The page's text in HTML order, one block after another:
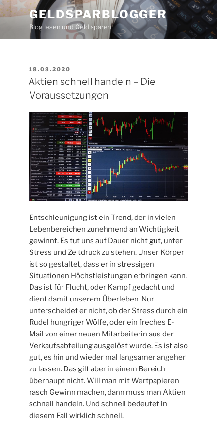
Zum
Inhalt
springen
GELDSPARBLOGGER
Blog lesen und Geld sparen
VERÖFFENTLICHT
AM
18.08.2020
Aktien schnell handeln – Die
Voraussetzungen
Entschleunigung ist ein Trend, der in vielen
Lebenbereichen zunehmend an Wichtigkeit
gewinnt. Es tut uns auf Dauer nichtgut, unter
Stress und Zeitdruck zu stehen. Unser Körper
ist so gestaltet, dass er in stressigen
Situationen Höchstleistungen erbringen kann.
Das ist für Flucht, oder Kampf gedacht und
dient damit unserem Überleben. Nur
unterscheidet er nicht, ob der Stress durch ein
Rudel hungriger Wölfe, oder ein freches E-
Mail von einer neuen Mitarbeiterin aus der
Verkaufsabteilung ausgelöst wurde. Es ist also
gut, es hin und wieder mal langsamer angehen
zu lassen. Das gilt aber in einem Bereich
überhaupt nicht. Will man mit Wertpapieren
rasch Gewinn machen, dann muss man Aktien
schnell handeln. Und schnell bedeutet in
diesem Fall wirklich schnell.